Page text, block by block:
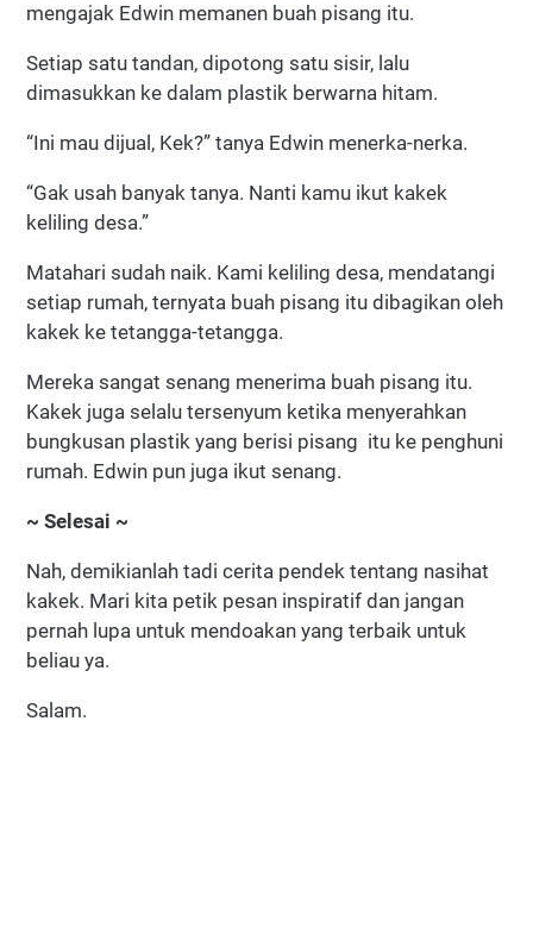
mengajak Edwin memanen buah pisang itu.
Setiap satu tandan, dipotong satu sisir, lalu
dimasukkan ke dalam plastik berwarna hitam.
“Ini mau dijual, Kek?” tanya Edwin menerka-nerka.
“Gak usah banyak tanya. Nanti kamu ikut kakek
keliling desa.”
Matahari sudah naik. Kami keliling desa, mendatangi
setiap rumah, ternyata buah pisang itu dibagikan oleh
kakek ke tetangga-tetangga.
Mereka sangat senang menerima buah pisang itu.
Kakek juga selalu tersenyum ketika menyerahkan
bungkusan plastik yang berisi pisang itu ke penghuni
rumah. Edwin pun juga ikut senang.
~ Selesai ~
Nah, demikianlah tadi cerita pendek tentang nasihat
kakek. Mari kita petik pesan inspiratif dan jangan
pernah lupa untuk mendoakan yang terbaik untuk
beliau ya.
Salam.